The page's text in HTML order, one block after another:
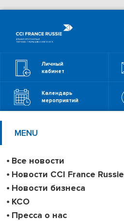
Личный
кабинет
Календарь
мероприятий
MENU
Все новости
Новости CCI France Russie
Новости бизнеса
КСО
Пресса о нас